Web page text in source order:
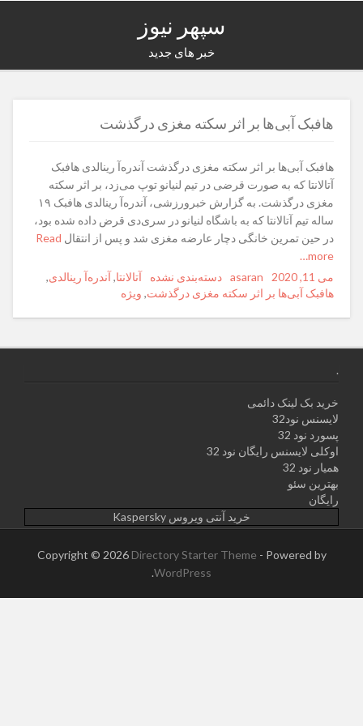
سپهر نیوز
خبر های جدید
هافبک آبی‌ها بر اثر سکته مغزی درگذشت
هافبک آبی‌ها بر اثر سکته مغزی درگذشت آندره‌آ رینالدی هافبک
آتالانتا که به صورت قرضی در تیم لنیانو توپ می‌زد، بر اثر سکته
مغزی درگذشت. به گزارش خبرورزشی، آندره‌آ رینالدی هافبک ۱۹
ساله تیم آتالانتا که به باشگاه لنیانو در سری‌دی قرض داده شده بود،
در حین تمرین خانگی دچار عارضه مغزی شد و پس از انتقال Read
more…
Posted
on
می 11, 2020 Author
asaran
Categories
دسته‌بندی نشده Tags
آتالانتا,آندره‌آ رینالدی,
هافبک آبی‌ها بر اثر سکته مغزی درگذشت, ویژه
.
خرید بک لینک دائمی
لایسنس نود32
پسورد نود 32
اوکلی لایسنس رایگان نود 32
همیار نود 32
بهترین سئو
رایگان
خرید آنتی ویروس Kaspersky
Copyright © 2026 Directory Starter Theme - Powered by
WordPress
.